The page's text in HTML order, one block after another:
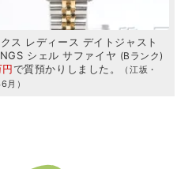
ス レディース デイトジャスト
シェル サファイヤ Bランク
で質預かり しました。
（江坂・
月）